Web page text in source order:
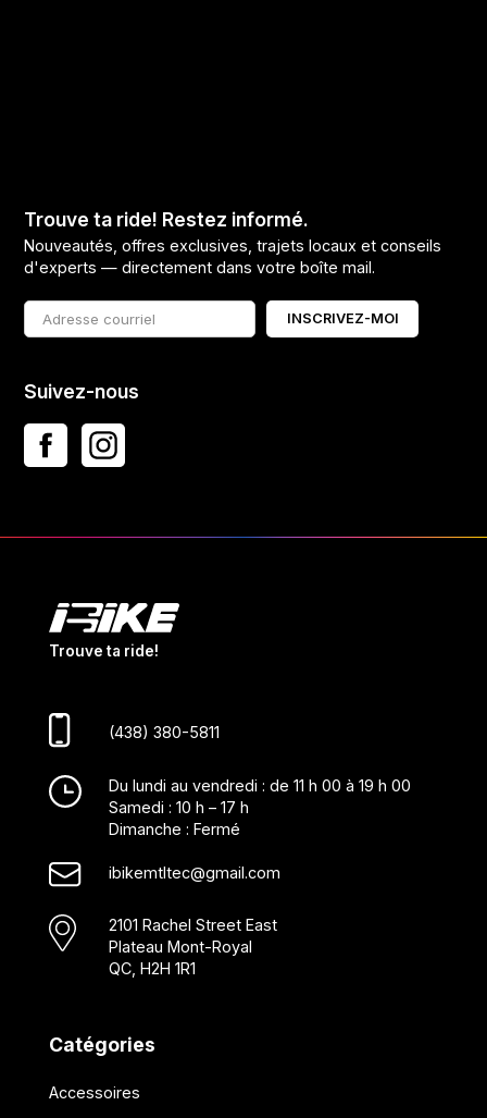
Trouve ta ride! Restez informé.
Nouveautés, offres exclusives, trajets locaux et conseils
d'experts — directement dans votre boîte mail.
INSCRIVEZ-MOI
Suivez-nous
Trouve ta ride!
(438) 380-5811
Du lundi au vendredi : de 11 h 00 à 19 h 00
Samedi : 10 h – 17 h
Dimanche : Fermé
ibikemtltec@gmail.com
2101 Rachel Street East
Plateau Mont-Royal
QC, H2H 1R1
Catégories
Accessoires